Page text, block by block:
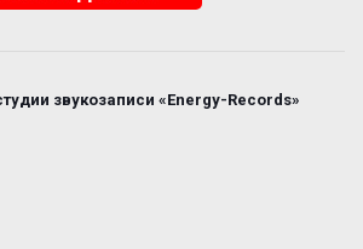
звукозаписи «Energy-Records»